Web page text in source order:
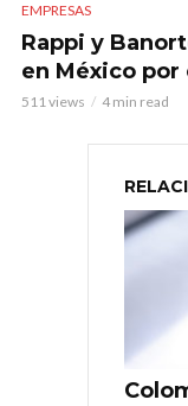
EMPRESAS
Rappi y
en México
511 views 4 min read